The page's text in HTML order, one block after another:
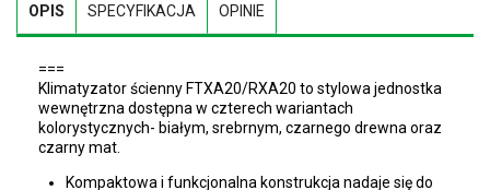
OPIS SPECYFIKACJA OPINIE
===
Klimatyzator ścienny FTXA20/RXA20 to stylowa jednostka
wewnętrzna dostępna w czterech wariantach
kolorystycznych- białym, srebrnym, czarnego drewna oraz
czarny mat.
Kompaktowa i funkcjonalna konstrukcja nadaje się do